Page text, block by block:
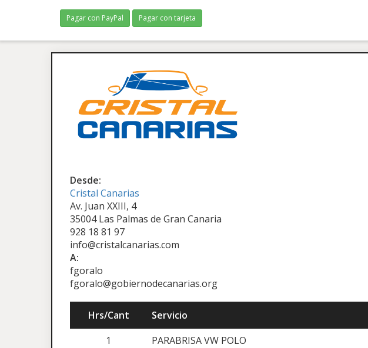
Pagar con PayPal Pagar con tarjeta
Desde:
Cristal Canarias
Av. Juan XXIII, 4
35004 Las Palmas de Gran Canaria
928 18 81 97
info@cristalcanarias.com
A:
fgoralo
fgoralo@gobiernodecanarias.org
Hrs/Cant Servicio
1
PARABRISA VW POLO